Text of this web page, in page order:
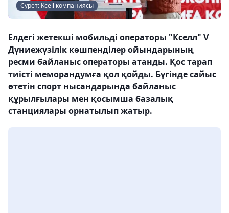
Сурет: Kcell компаниясы
Елдегі жетекші мобильді операторы "Кселл" V
Дүниежүзілік көшпенділер ойындарының
ресми байланыс операторы атанды. Қос тарап
тиісті меморандумға қол қойды. Бүгінде сайыс
өтетін спорт нысандарында байланыс
құрылғылары мен қосымша базалық
станциялары орнатылып жатыр.